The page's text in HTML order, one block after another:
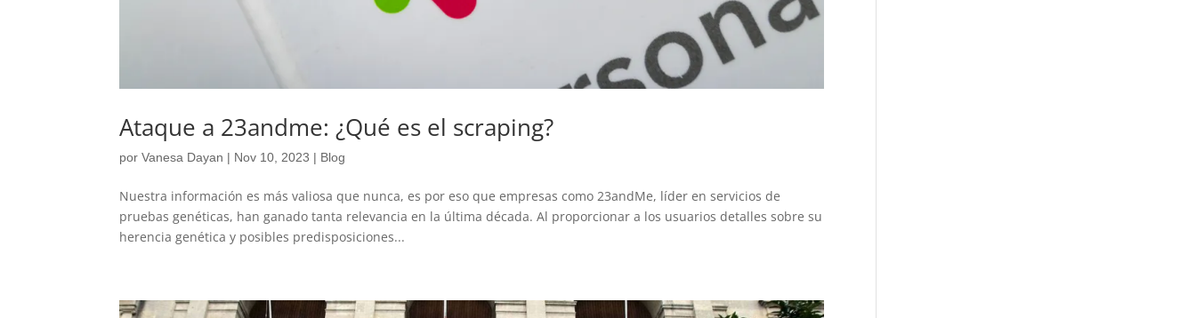
Ataque a 23andme: ¿Qué es el scraping?
porVanesa Dayan | Nov 10, 2023 | Blog
Nuestra información es más valiosa que nunca, es por eso que empresas como 23andMe, líder en servicios de
pruebas genéticas, han ganado tanta relevancia en la última década. Al proporcionar a los usuarios detalles sobre su
herencia genética y posibles predisposiciones...